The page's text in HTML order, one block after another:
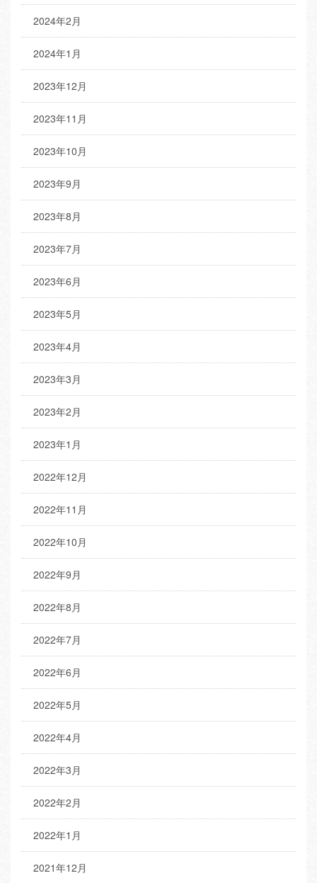
2024年2月
2024年1月
2023年12月
2023年11月
2023年10月
2023年9月
2023年8月
2023年7月
2023年6月
2023年5月
2023年4月
2023年3月
2023年2月
2023年1月
2022年12月
2022年11月
2022年10月
2022年9月
2022年8月
2022年7月
2022年6月
2022年5月
2022年4月
2022年3月
2022年2月
2022年1月
2021年12月